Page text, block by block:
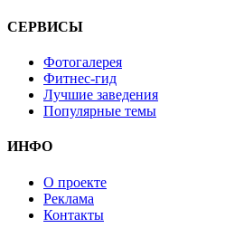
СЕРВИСЫ
Фотогалерея
Фитнес-гид
Лучшие заведения
Популярные темы
ИНФО
О проекте
Реклама
Контакты